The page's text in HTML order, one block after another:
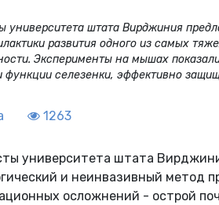
университета штата Вирджиния
развития одного из самых
Эксперименты на мышах
функции селезенки, эффективно
1263
университета штата
и неинвазивный метод
осложнений - острой